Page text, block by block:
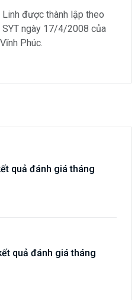
được thành lập theo
ngày 17/4/2008 của
Phúc.
quả đánh giá tháng
quả đánh giá tháng